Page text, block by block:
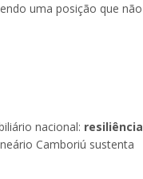
uma posição que não
nacional: resiliência
Camboriú sustenta